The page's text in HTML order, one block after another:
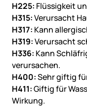
H225: Flüssigkeit
H315:Verursacht
H317: Kann
H319:Verursacht
H336: Kann
verursachen.
H400:Sehr giftig
H411:Giftig für
Wirkung.